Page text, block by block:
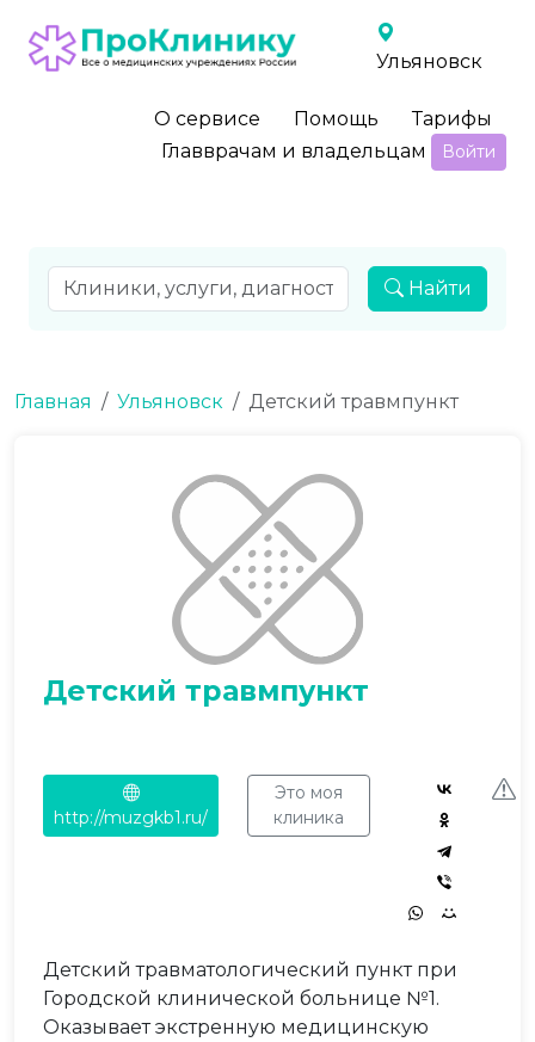
Ульяновск
О сервисе Помощь
Тарифы
Главврачам и владельцам
Войти
Найти
Главная Ульяновск Детский травмпункт
Детский травмпункт
http://muzgkb1.ru/
Это моя
клиника
Детский травматологический пункт при
Городской клинической больнице №1.
Оказывает экстренную медицинскую